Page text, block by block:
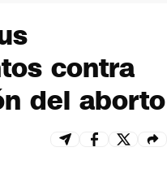
contra
del aborto